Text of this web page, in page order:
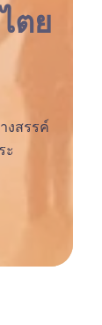
ตย
งสรรค์
ะ